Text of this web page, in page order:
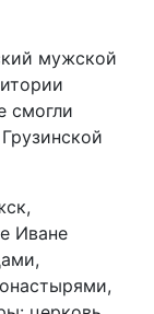
мужской
смогли
Иване